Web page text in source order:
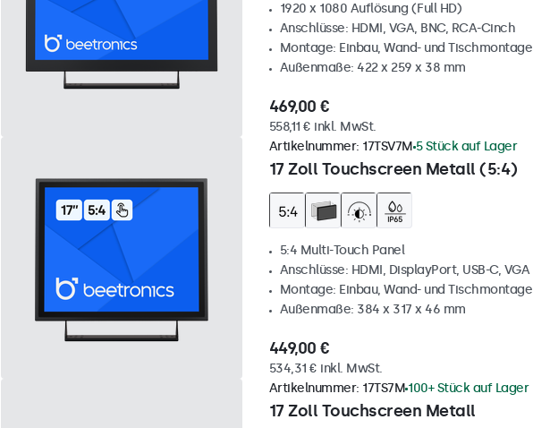
1920 x 1080 Auflösung (Full HD)
Anschlüsse: HDMI, VGA, BNC, RCA-Cinch
Montage: Einbau, Wand- und Tischmontage
Außenmaße: 422 x 259 x 38 mm
469,00 €
558,11 € inkl. MwSt.
17 Zoll Touchscreen Metall (5:4)
Artikelnummer: 17TSV7M 5 Stück auf Lager
5:4 Multi-Touch Panel
Anschlüsse: HDMI, DisplayPort, USB-C, VGA
Montage: Einbau, Wand- und Tischmontage
Außenmaße: 384 x 317 x 46 mm
449,00 €
534,31 € inkl. MwSt.
17 Zoll Touchscreen Metall
Artikelnummer: 17TS7M 100+ Stück auf Lager